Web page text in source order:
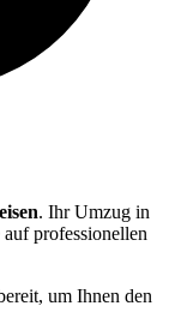
. Ihr Umzug in
professionellen
um Ihnen den